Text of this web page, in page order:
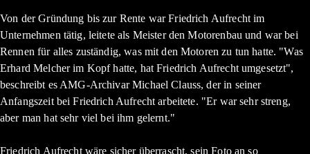
Von der Gründung bis zur Rente war Friedrich Aufrecht im
Unternehmen tätig, leitete als Meister den Motorenbau und war bei
Rennen für alles zuständig, was mit den Motoren zu tun hatte. "Was
Erhard Melcher im Kopf hatte, hat Friedrich Aufrecht umgesetzt",
beschreibt es AMG-Archivar Michael Clauss, der in seiner
Anfangszeit bei Friedrich Aufrecht arbeitete. "Er war sehr streng,
aber man hat sehr viel bei ihm gelernt."
Friedrich Aufrecht wäre sicher überrascht, sein Foto an so